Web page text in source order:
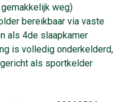
weg)
bereikbaar via vaste
als 4de slaapkamer
is volledig onderkelderd,
als sportkelder